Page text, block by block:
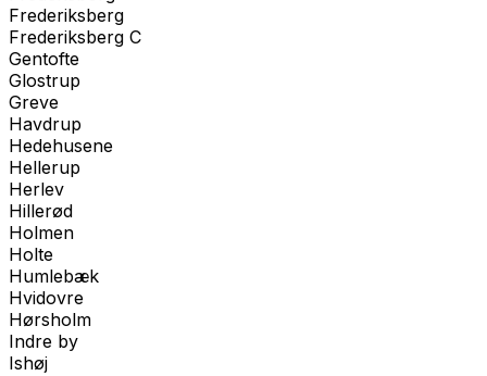
Frederiksberg
Frederiksberg C
Gentofte
Glostrup
Greve
Havdrup
Hedehusene
Hellerup
Herlev
Hillerød
Holmen
Holte
Humlebæk
Hvidovre
Hørsholm
Indre by
Ishøj